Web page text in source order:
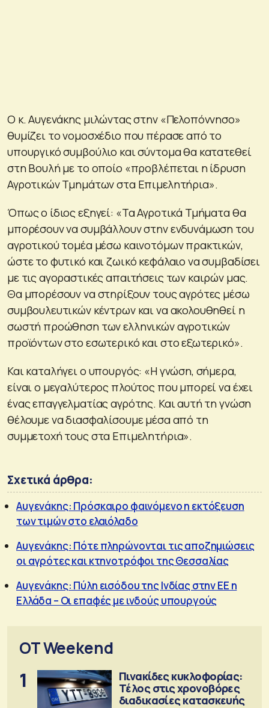
Ο κ. Αυγενάκης μιλώντας στην «Πελοπόννησο»
θυμίζει το νομοσχέδιο που πέρασε από το
υπουργικό συμβούλιο και σύντομα θα κατατεθεί
στη Βουλή με το οποίο «προβλέπεται η ίδρυση
Αγροτικών Τμημάτων στα Επιμελητήρια».
Όπως ο ίδιος εξηγεί: «Τα Αγροτικά Τμήματα θα
μπορέσουν να συμβάλλουν στην ενδυνάμωση του
αγροτικού τομέα μέσω καινοτόμων πρακτικών,
ώστε το φυτικό και ζωικό κεφάλαιο να συμβαδίσει
με τις αγοραστικές απαιτήσεις των καιρών μας.
Θα μπορέσουν να στηρίξουν τους αγρότες μέσω
συμβουλευτικών κέντρων και να ακολουθηθεί η
σωστή προώθηση των ελληνικών αγροτικών
προϊόντων στο εσωτερικό και στο εξωτερικό».
Και καταλήγει ο υπουργός: «Η γνώση, σήμερα,
είναι ο μεγαλύτερος πλούτος που μπορεί να έχει
ένας επαγγελματίας αγρότης. Και αυτή τη γνώση
θέλουμε να διασφαλίσουμε μέσα από τη
συμμετοχή τους στα Επιμελητήρια».
Σχετικά άρθρα:
Αυγενάκης: Πρόσκαιρο φαινόμενο η εκτόξευση
των τιμών στο ελαιόλαδο
Αυγενάκης: Πότε πληρώνονται τις αποζημιώσεις
οι αγρότες και κτηνοτρόφοι της Θεσσαλίας
Αυγενάκης: Πύλη εισόδου της Ινδίας στην ΕΕ η
Ελλάδα – Οι επαφές με ινδούς υπουργούς
OT Weekend
1
Πινακίδες κυκλοφορίας:
Τέλος στις χρονοβόρες
διαδικασίες κατασκευής